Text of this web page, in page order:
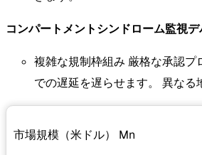
コンパートメントシンドローム監視
複雑な規制枠組み 厳格な承認
での遅延を遅らせます。 異なる
市場規模（米ドル） Mn